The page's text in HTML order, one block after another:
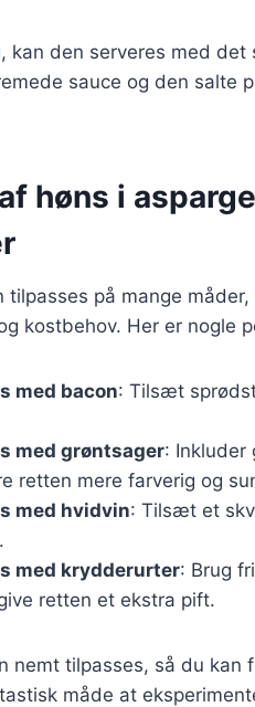
den serveres med det
sauce og den salte
høns i
tilpasses på mange
kostbehov. Her er nogle
med bacon: Tilsæt
med grøntsager: Inkluder
retten mere farverig og
med hvidvin: Tilsæt et
med krydderurter: Brug
retten et ekstra pift.
nemt tilpasses, så du
måde at